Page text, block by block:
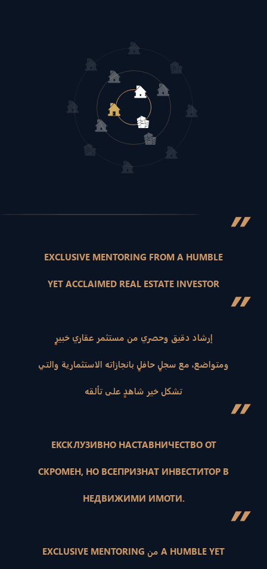
”
EXCLUSIVE MENTORING FROM A HUMBLE
YET ACCLAIMED REAL ESTATE INVESTOR ” إرشاد دقيق وحصري من مستثمر عقاري خبيرٍ
ومتواضع، مع سجلٍ حافلٍ بانجازاته الاستثمارية والتي
تشكل خير شاهدٍ على تألقه ”
ЕКСКЛУЗИВНО НАСТАВНИЧЕСТВО ОТ
СКРОМЕН, НО ВСЕПРИЗНАТ ИНВЕСТИТОР В
НЕДВИЖИМИ ИМОТИ. ” EXCLUSIVE MENTORING من A HUMBLE YET